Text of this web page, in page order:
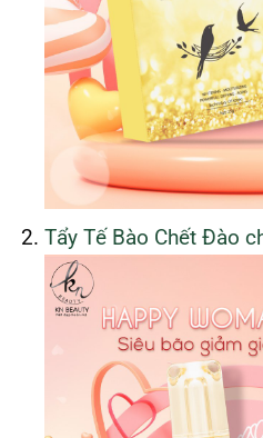
Tẩy Tế Bào Chết Đào